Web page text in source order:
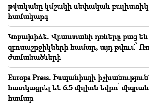
16:10
Հարց եմ ուղղում Նիկոլ Փաշինյանին և
դատախազին. քաղաքացի
16:00
ՈՒՂԻՂ․ Ամենայն հայոց կաթողիկոսը
դատարան. ապօրինի քրեական
շուրջ նոր զարգացումներ
թվականը կմշակի սեփական բալիստիկ
համակարգ
Կոբախիձե. Վրաստանի դռները բաց են
զբոսաշրջիկների համար, այդ թվում՝
ժամանածների
Europa Press. Իսպանիայի
հատկացրել են 6.5 միլիոն եվրո՝
համար